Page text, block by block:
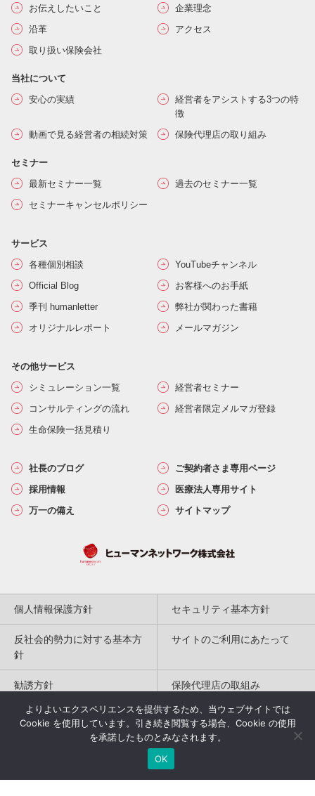
お伝えしたいこと
企業理念
沿革
アクセス
取り扱い保険会社
当社について
安心の実績
経営者をアシストする3つの特
徴
動画で見る経営者の相続対策
保険代理店の取り組み
セミナー
最新セミナー一覧
過去のセミナー一覧
セミナーキャンセルポリシー
サービス
各種個別相談
YouTubeチャンネル
Official Blog
お客様へのお手紙
季刊 humanletter
弊社が関わった書籍
オリジナルレポート
メールマガジン
その他サービス
シミュレーション一覧
経営者セミナー
コンサルティングの流れ
経営者限定メルマガ登録
生命保険一括見積り
社長のブログ
ご契約者さま専用ページ
採用情報
医療法人専用サイト
万一の備え
サイトマップ
個人情報保護方針 セキュリティ基本方針
反社会的勢力に対する基本方
針
サイトのご利用にあたって
勧誘方針 保険代理店の取組み
特定商取引法に基づく表記
Copyright(c) 2004-2026
Humannetwork Inc. All rights reserved.
よりよいエクスペリエンスを提供するため、当ウェブサイトでは
Cookie を使用しています。引き続き閲覧する場合、Cookie の使用
を承諾したものとみなされます。
OK